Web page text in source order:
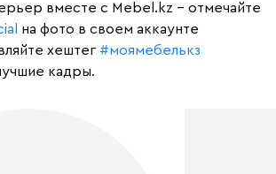
вместе с Mebel.kz – отмечайте
на фото в своем аккаунте
хештег #моямебелькз
кадры.